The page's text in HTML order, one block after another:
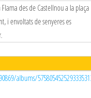
des de Castellnou a la plaça
i envoltats de senyeres es
albums/